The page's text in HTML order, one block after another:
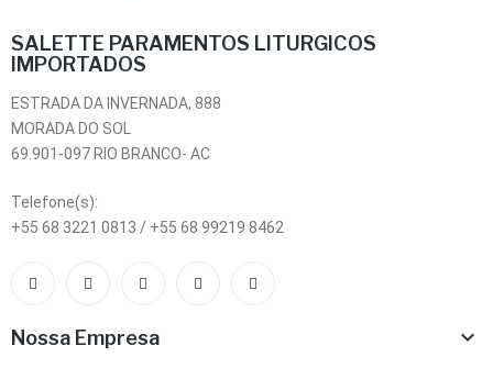
SALETTE PARAMENTOS LITURGICOS
IMPORTADOS
ESTRADA DA INVERNADA, 888
MORADA DO SOL
69.901-097 RIO BRANCO- AC
Telefone(s):
+55 68 3221 0813 / +55 68 99219 8462
Nossa Empresa 